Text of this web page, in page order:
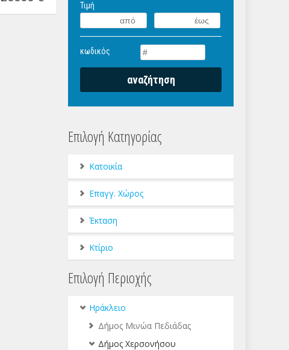
Τιμή
κωδικός
Επιλογή Κατηγορίας
Κατοικία
Επαγγ. Χώρος
Έκταση
Κτίριο
Επιλογή Περιοχής
Ηράκλειο
Δήμος Μινώα Πεδιάδας
Δήμος Χερσονήσου